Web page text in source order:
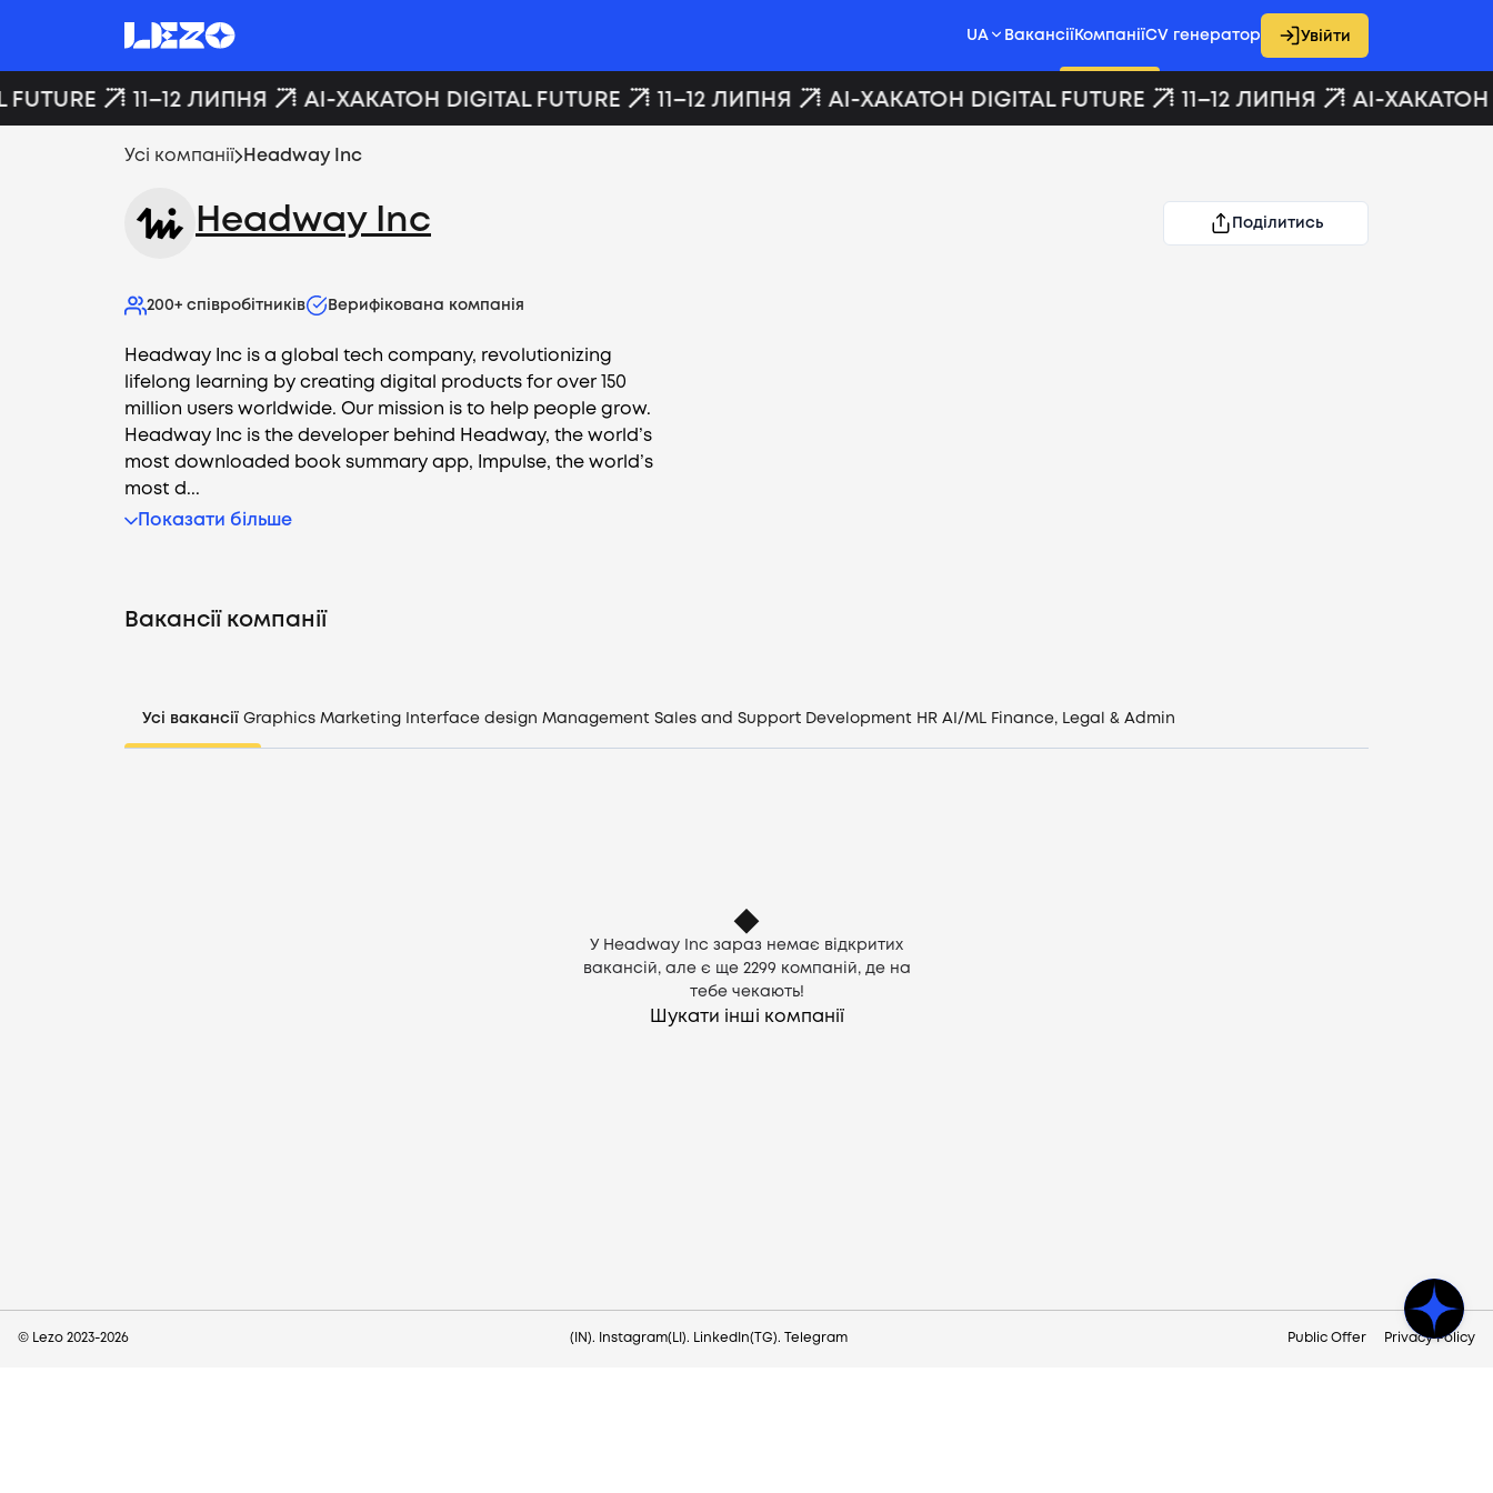
Увійти
UA Вакансії КомпаніїCV генератор Увійти
11–12 ЛИПНЯ AI-ХАКАТОН DIGITAL FUTURE 11–12 ЛИПНЯ AI-ХАКАТОН DIGITAL FUTURE 11–12 ЛИПНЯ AI-ХАКАТОН
Усі компанії Headway Inc
Headway Inc Поділитись
200+ співробітників Верифікована компанія
Headway Inc is a global tech company, revolutionizing
lifelong learning by creating digital products for over 150
million users worldwide. Our mission is to help people grow.
Headway Inc is the developer behind Headway, the world’s
most downloaded book summary app, Impulse, the world’s
most d...
Показати більше
Вакансії компанії
Усі вакансії Graphics Marketing Interface design Management Sales and Support Development HR AI/ML Finance, Legal & Admin
У Headway Inc зараз немає відкритих
вакансій, але є ще 2299 компаній, де на
тебе чекають!
Шукати інші компанії
© Lezo 2023-2026 (IN). Instagram(LI). LinkedIn(TG). Telegram Public Offer Privacy Policy